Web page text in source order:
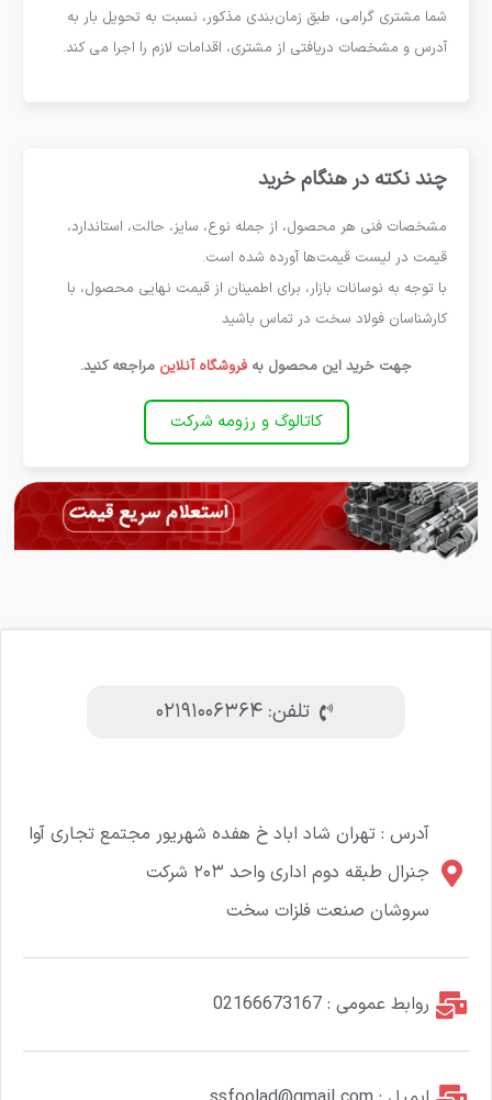
شما مشتری گرامی، طبق زمان‌بندی مذکور، نسبت به تحویل بار به
آدرس و مشخصات دریافتی از مشتری، اقدامات لازم را اجرا می کند.
چند نکته در هنگام خرید
مشخصات فنی هر محصول، از جمله نوع، سایز، حالت، استاندارد،
قیمت در لیست قیمت‌ها آورده شده است.
با توجه به نوسانات بازار، برای اطمینان از قیمت نهایی محصول، با
کارشناسان فولاد سخت در تماس باشید
جهت خرید این محصول به فروشگاه آنلاین مراجعه کنید.
کاتالوگ و رزومه شرکت
تلفن: ۰۲۱۹۱۰۰۶۳۶۴
آدرس : تهران شاد اباد خ هفده شهریور مجتمع تجاری آوا
جنرال طبقه دوم اداری واحد ۲۰۳ شرکت
سروشان صنعت فلزات سخت
روابط عمومی : 02166673167